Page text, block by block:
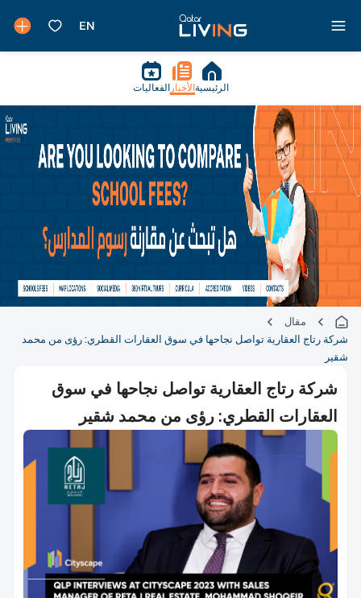
الرئيسية الأخبار الفعاليات
مقال
شركة رتاج العقارية تواصل نجاحها في سوق العقارات القطري: رؤى من محمد
شقير
شركة رتاج العقارية تواصل نجاحها في سوق
العقارات القطري: رؤى من محمد شقير